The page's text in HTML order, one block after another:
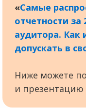
«Самые
отчетности за
аудитора. Как
допускать в
Ниже можете
и презентацию